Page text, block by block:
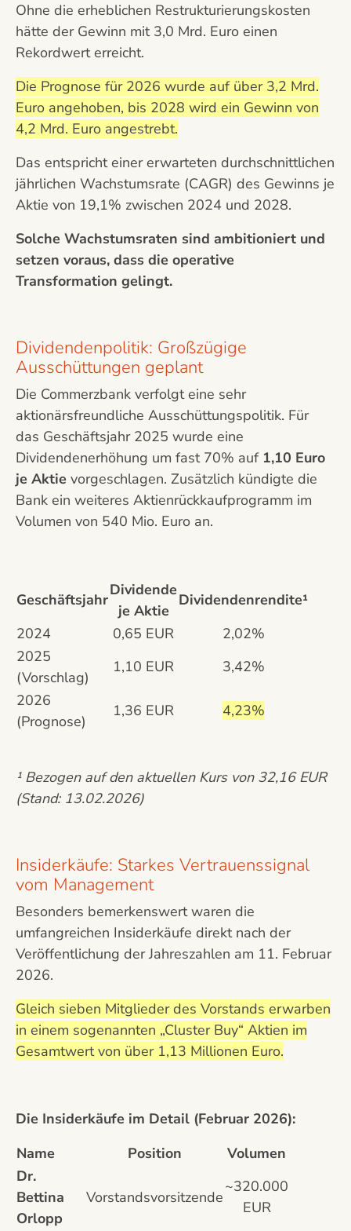
Ohne die erheblichen Restrukturierungskosten
hätte der Gewinn mit 3,0 Mrd. Euro einen
Rekordwert erreicht.
Die Prognose für 2026 wurde auf über 3,2 Mrd.
Euro angehoben, bis 2028 wird ein Gewinn von
4,2 Mrd. Euro angestrebt.
Das entspricht einer erwarteten durchschnittlichen
jährlichen Wachstumsrate (CAGR) des Gewinns je
Aktie von 19,1% zwischen 2024 und 2028.
Solche Wachstumsraten sind ambitioniert und
setzen voraus, dass die operative
Transformation gelingt.
Dividendenpolitik: Großzügige
Ausschüttungen geplant
Die Commerzbank verfolgt eine sehr
aktionärsfreundliche Ausschüttungspolitik. Für
das Geschäftsjahr 2025 wurde eine
Dividendenerhöhung um fast 70% auf 1,10 Euro
je Aktie vorgeschlagen. Zusätzlich kündigte die
Bank ein weiteres Aktienrückkaufprogramm im
Volumen von 540 Mio. Euro an.
Geschäftsjahr
Dividende
je Aktie
Dividendenrendite¹
2024
0,65 EUR
2,02%
2025
(Vorschlag)
1,10 EUR
3,42%
2026
(Prognose)
1,36 EUR 4,23%
¹ Bezogen auf den aktuellen Kurs von 32,16 EUR
(Stand: 13.02.2026)
Insiderkäufe: Starkes Vertrauenssignal
vom Management
Besonders bemerkenswert waren die
umfangreichen Insiderkäufe direkt nach der
Veröffentlichung der Jahreszahlen am 11. Februar
2026.
Gleich sieben Mitglieder des Vorstands erwarben
in einem sogenannten „Cluster Buy“ Aktien im
Gesamtwert von über 1,13 Millionen Euro.
Die Insiderkäufe im Detail (Februar 2026):
Name
Position
Volumen
Dr.
Bettina
Orlopp
Vorstandsvorsitzende
~320.000
EUR